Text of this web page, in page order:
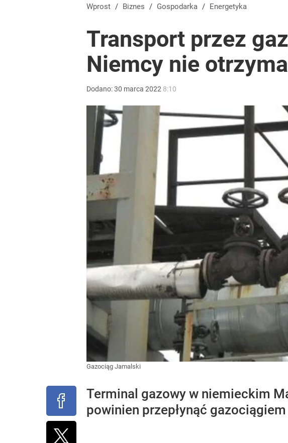
Wystawisz starą kanapę pod śmietnik? Możesz dostać 500 zł
Farmacja: wzrost pod presją. co czeka branżę do 2030 roku?
„Nie chodzi o zemstę”. Mocny apel w sprawie ofiar rzezi wołyńskiej
Wprost / Biznes / Gospodarka / Energetyka
Transport przez
Niemcy nie
Dodano:30 marca 2022 8:10
Gazociąg Jamalski
Terminal gazowy w niemieckim
powinien przepłynąć